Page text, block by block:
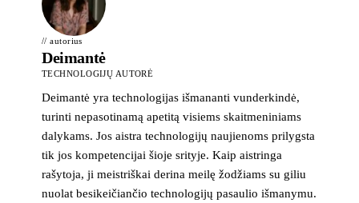
// autorius
Deimantė
TECHNOLOGIJŲ AUTORĖ
Deimantė yra technologijas išmananti vunderkindė,
turinti nepasotinamą apetitą visiems skaitmeniniams
dalykams. Jos aistra technologijų naujienoms prilygsta
tik jos kompetencijai šioje srityje. Kaip aistringa
rašytoja, ji meistriškai derina meilę žodžiams su giliu
nuolat besikeičiančio technologijų pasaulio išmanymu.